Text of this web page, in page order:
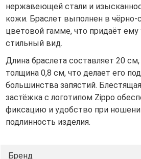
нержавеющей стали и
кожи. Браслет выполнен в чёрно-
цветовой гамме, что придаёт
стильный вид.
Длина браслета составляет 20
толщина 0,8 см, что делает его
большинства запястий.
застёжка с логотипом Zippo
фиксацию и удобство при
подлинность изделия.
Бренд